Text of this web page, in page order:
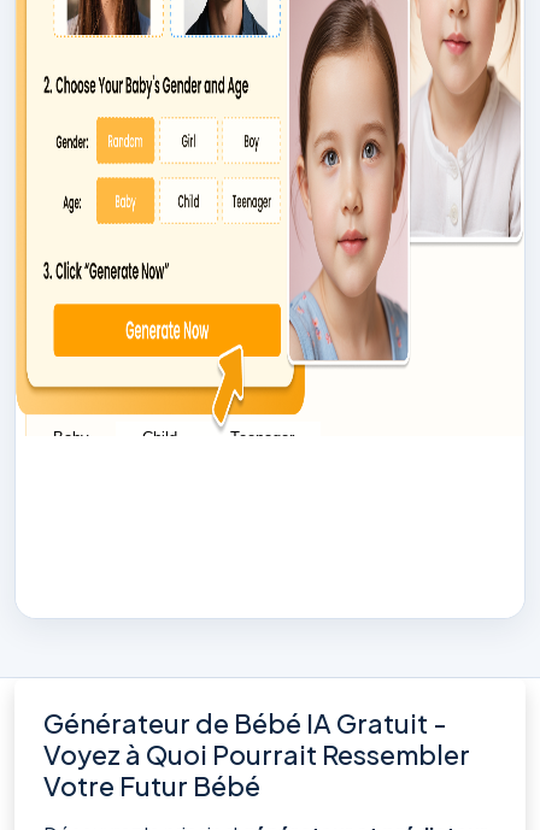
Générateur de Bébé IA Gratuit -
Voyez à Quoi Pourrait Ressembler
Votre Futur Bébé